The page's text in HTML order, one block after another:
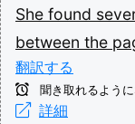
She found
between the
翻訳する
聞き取れるよう
詳細